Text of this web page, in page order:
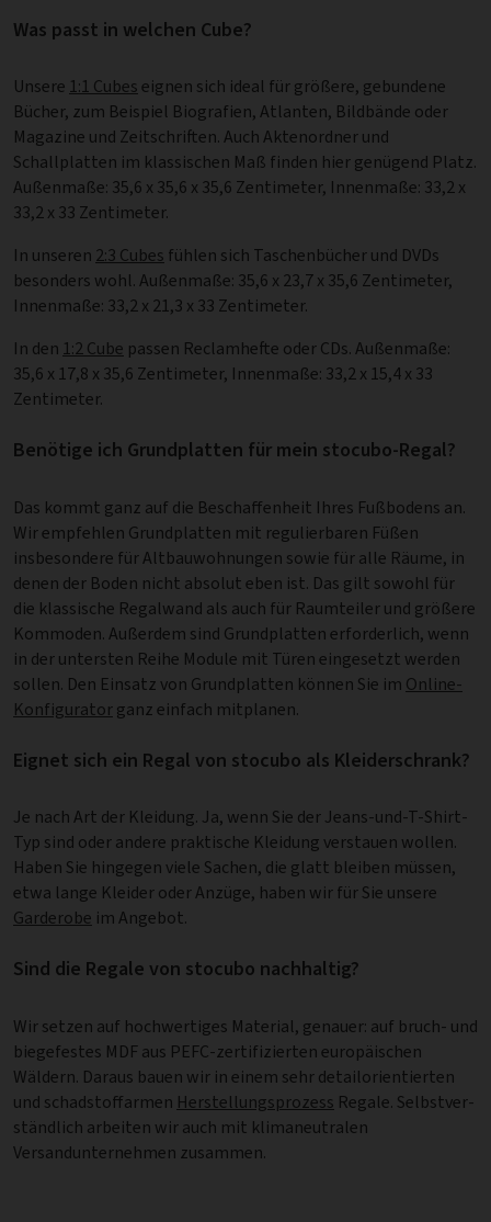
Was passt in welchen Cube?
Unsere 1:1 Cubeseignen sich ideal für größere, gebundene
Bücher, zum Beispiel Biografien, Atlanten, Bildbände oder
Magazine und Zeitschriften. Auch Aktenordner und
Schallplatten im klassischen Maß finden hier genügend Platz.
Außenmaße: 35,6 x 35,6 x 35,6 Zentimeter, Innenmaße: 33,2 x
33,2 x 33 Zentimeter.
In unseren 2:3 Cubes fühlen sich Taschenbücher und DVDs
besonders wohl. Außenmaße: 35,6 x 23,7 x 35,6 Zentimeter,
Innenmaße: 33,2 x 21,3 x 33 Zentimeter.
In den 1:2 Cube passen Reclamhefte oder CDs. Außenmaße:
35,6 x 17,8 x 35,6 Zentimeter, Innenmaße: 33,2 x 15,4 x 33
Zentimeter.
Benötige ich Grundplatten für mein stocubo-Regal?
Das kommt ganz auf die Beschaffenheit Ihres Fußbodens an.
Wir empfehlen Grundplatten mit regulierbaren Füßen
insbesondere für Altbauwohnungen sowie für alle Räume, in
denen der Boden nicht absolut eben ist. Das gilt sowohl für
die klassische Regalwand als auch für Raumteiler und größere
Kommoden. Außerdem sind Grundplatten erforderlich, wenn
in der untersten Reihe Module mit Türen eingesetzt werden
sollen. Den Einsatz von Grundplatten können Sie im Online-
Konfiguratorganz einfach mitplanen.
Eignet sich ein Regal von stocubo als Kleiderschrank?
Je nach Art der Kleidung. Ja, wenn Sie der Jeans-und-T-Shirt-
Typ sind oder andere praktische Kleidung verstauen wollen.
Haben Sie hingegen viele Sachen, die glatt bleiben müssen,
etwa lange Kleider oder Anzüge, haben wir für Sie unsere
Garderobe im Angebot.
Sind die Regale von stocubo nachhaltig?
Wir setzen auf hochwertiges Material, genauer: auf bruch- und
biegefestes MDF aus PEFC-zertifizierten europäischen
Wäldern. Daraus bauen wir in einem sehr detail­ori­en­tier­ten
und schadstoffarmen Herstellungsprozess Regale. Selbstver­
ständ­lich arbeiten wir auch mit klimaneutralen
Versandunternehmen zusammen.